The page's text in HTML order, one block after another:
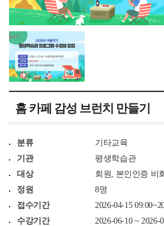
홈 카페 감성 브런치 만들기
분류
기타교육
기관
평생학습관
대상
회원, 본인인증 비
정원
8명
접수기간
2026-04-15
수강기간
2026-06-10 ~